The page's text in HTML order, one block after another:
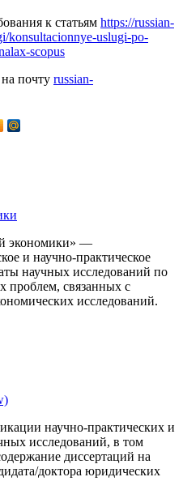
к статьям https://russian-
konsultacionnye-uslugi-po-
scopus
на почту russian-
экономики» —
и научно-практическое
научных исследований по
проблем, связанных с
исследований.
научно-практических и
исследований, в том
диссертаций на
доктора юридических